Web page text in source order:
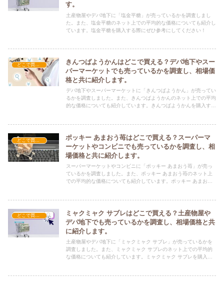
す。
土産物屋やデパ地下に「塩金平糖」が売っているかを調査しまし
た。また、塩金平糖のネット上での平均的な価格についても紹介し
ています。塩金平糖を購入する際にぜひ参考にしてください！
きんつばようかんはどこで買える？デパ地下やスー
パーマーケットでも売っているかを調査し、相場価
格と共に紹介します。
デパ地下やスーパーマーケットに「きんつばようかん」が売ってい
るかを調査しました。また、きんつばようかんのネット上での平均
的な価格についても紹介しています。きんつばようかんを購入する
ポッキー あまおう苺はどこで買える？スーパーマ
ーケットやコンビニでも売っているかを調査し、相
場価格と共に紹介します。
スーパーマーケットやコンビニに「ポッキー あまおう苺」が売っ
ているかを調査しました。また、ポッキー あまおう苺のネット上
での平均的な価格についても紹介しています。ポッキー あまおう
どこで買える？-お菓子・スイーツ・アイス
ミャクミャク サブレはどこで買える？土産物屋や
デパ地下でも売っているかを調査し、相場価格と共
に紹介します。
土産物屋やデパ地下に「ミャクミャク サブレ」が売っているかを
調査しました。また、ミャクミャク サブレのネット上での平均的
な価格についても紹介しています。ミャクミャク サブレを購入す